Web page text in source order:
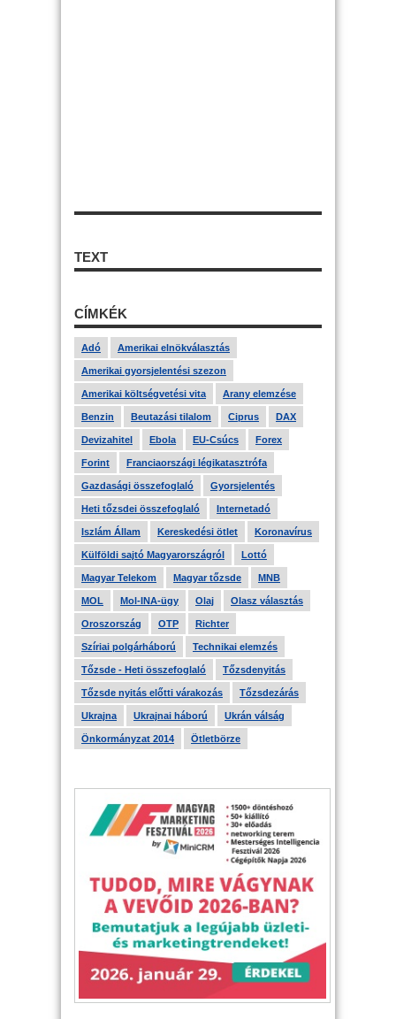
TEXT
CÍMKÉK
Adó Amerikai elnökválasztás
Amerikai gyorsjelentési szezon
Amerikai költségvetési vita Arany elemzése
Benzin Beutazási tilalom Ciprus DAX
Devizahitel Ebola EU-Csúcs Forex
Forint Franciaországi légikatasztrófa
Gazdasági összefoglaló Gyorsjelentés
Heti tőzsdei összefoglaló Internetadó
Iszlám Állam Kereskedési ötlet Koronavírus
Külföldi sajtó Magyarországról Lottó
Magyar Telekom Magyar tőzsde MNB
MOL Mol-INA-ügy Olaj Olasz választás
Oroszország OTP Richter
Szíriai polgárháború Technikai elemzés
Tőzsde - Heti összefoglaló Tőzsdenyitás
Tőzsde nyitás előtti várakozás Tőzsdezárás
Ukrajna Ukrajnai háború Ukrán válság
Önkormányzat 2014 Ötletbörze